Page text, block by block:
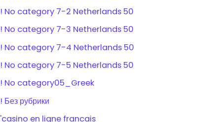
! No category 7-2 Netherlands 50
! No category 7-3 Netherlands 50
! No category 7-4 Netherlands 50
! No category 7-5 Netherlands 50
! No category05_Greek
! Без рубрики
'casino en ligne francais